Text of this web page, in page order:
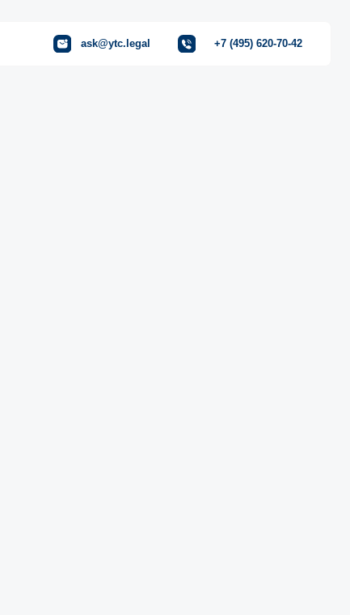
+7 (495) 620-70-42